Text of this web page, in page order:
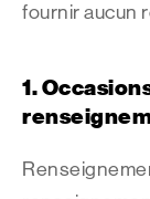
fournir aucun
1.